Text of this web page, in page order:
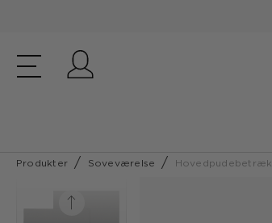
Produkter Soveværelse Hovedpudebetræk